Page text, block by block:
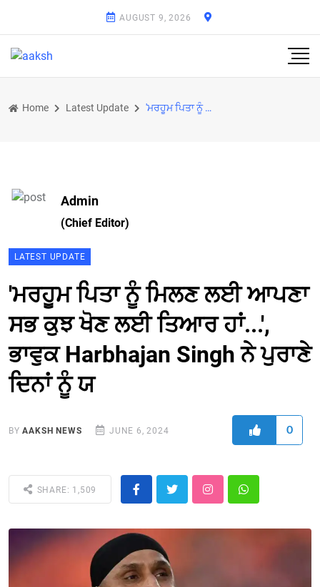
AUGUST 9, 2026
Home Latest Update 'ਮਰਹੂਮ ਪਿਤਾ ਨੂੰ ਮਿਲਣ ਲਈ ਆਪਣਾ ਸਭ ਕੁਝ ਖੋਣ ਲਈ ਤਿਆਰ ਹਾਂ...', ਭਾਵੁਕ Harbhajan Singh ਨੇ ਪੁਰਾਣੇ ਦਿਨਾਂ ਨੂੰ ਯ
Admin
(Chief Editor)
LATEST UPDATE
'ਮਰਹੂਮ ਪਿਤਾ ਨੂੰ ਮਿਲਣ ਲਈ ਆਪਣਾ
ਸਭ ਕੁਝ ਖੋਣ ਲਈ ਤਿਆਰ ਹਾਂ...',
ਭਾਵੁਕ Harbhajan Singh ਨੇ ਪੁਰਾਣੇ
ਦਿਨਾਂ ਨੂੰ ਯ
BYAAKSH NEWS JUNE 6, 2024 0
SHARE: 1,509